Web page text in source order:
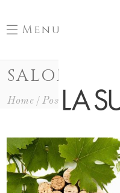
Menu
Home Posts Tagged